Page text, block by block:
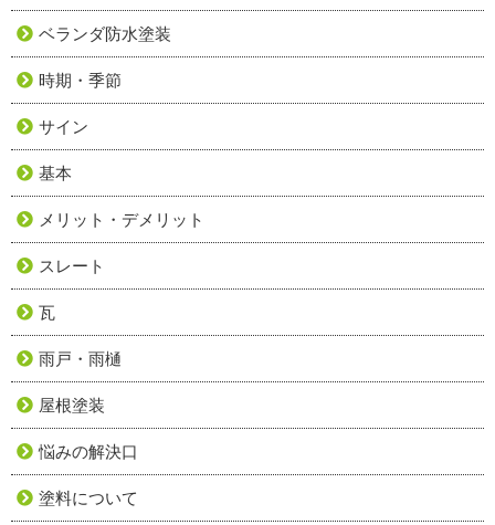
ベランダ防水塗装
時期・季節
サイン
基本
メリット・デメリット
スレート
瓦
雨戸・雨樋
屋根塗装
悩みの解決口
塗料について